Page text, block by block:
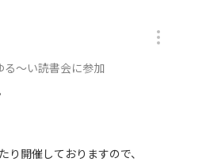
る～い読書会に参加
開催しておりますので、